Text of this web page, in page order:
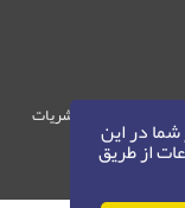
در این
از طریق
سامانه مدیریت نشریات